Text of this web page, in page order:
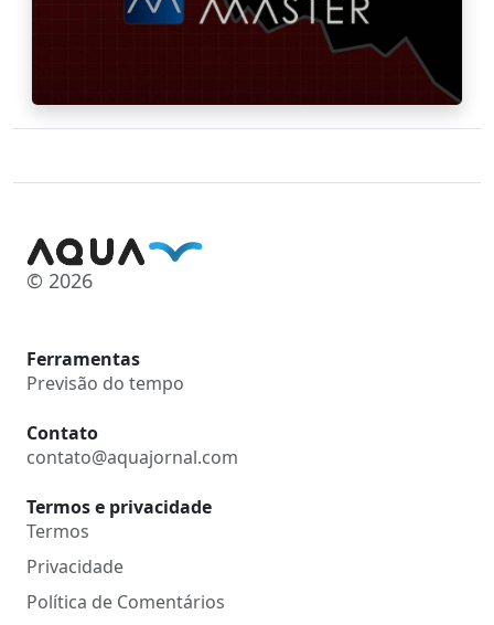
© 2026
Ferramentas
Previsão do tempo
Contato
contato@aquajornal.com
Termos e privacidade
Termos
Privacidade
Política de Comentários